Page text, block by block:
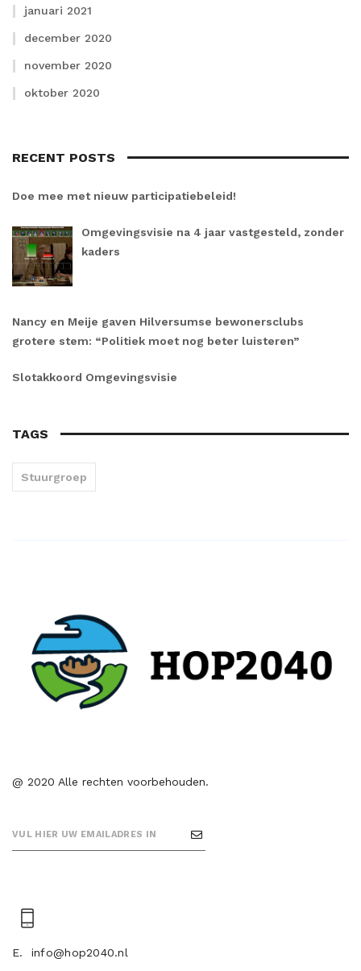
januari 2021
december 2020
november 2020
oktober 2020
RECENT POSTS
Doe mee met nieuw participatiebeleid!
Omgevingsvisie na 4 jaar vastgesteld, zonder
kaders
Nancy en Meije gaven Hilversumse bewonersclubs
grotere stem: “Politiek moet nog beter luisteren”
Slotakkoord Omgevingsvisie
TAGS
Stuurgroep
@ 2020 Alle rechten voorbehouden.
E. info@hop2040.nl